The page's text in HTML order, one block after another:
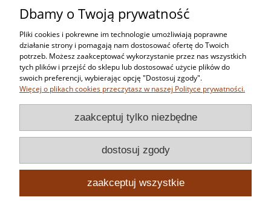
Zakupy
Pomoc
Moje konto
Informacje
Dbamy o Twoją prywatność
Pliki cookies i pokrewne im technologie umożliwiają poprawne
działanie strony i pomagają nam dostosować ofertę do Twoich
potrzeb. Możesz zaakceptować wykorzystanie przez nas wszystkich
tych plików i przejść do sklepu lub dostosować użycie plików do
swoich preferencji, wybierając opcję "Dostosuj zgody".
Więcej o plikach cookies przeczytasz w naszej Polityce prywatności.
zaakceptuj tylko niezbędne
dostosuj zgody
zaakceptuj wszystkie